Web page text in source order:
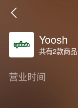
Yoosh
共有2款商品
营业时间